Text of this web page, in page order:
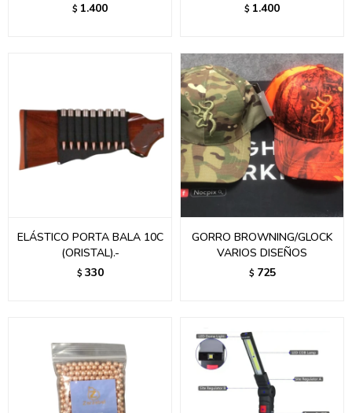
$ 1.400 $ 1.400
ELÁSTICO PORTA BALA 10C
(ORISTAL).-
$ 330
GORRO BROWNING/GLOCK
VARIOS DISEÑOS
$ 725